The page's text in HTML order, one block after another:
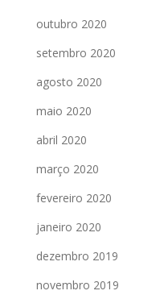
outubro 2020
setembro 2020
agosto 2020
maio 2020
abril 2020
março 2020
fevereiro 2020
janeiro 2020
dezembro 2019
novembro 2019